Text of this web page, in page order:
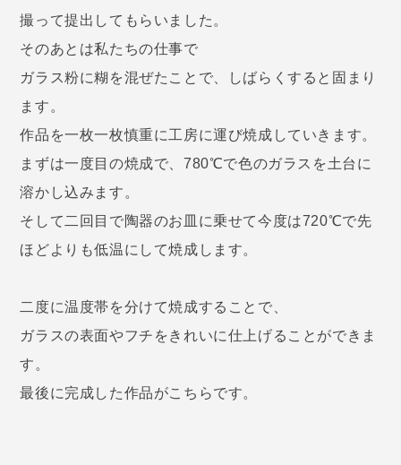
撮って提出してもらいました。
そのあとは私たちの仕事で
ガラス粉に糊を混ぜたことで、しばらくすると固まり
ます。
作品を一枚一枚慎重に工房に運び焼成していきます。
まずは一度目の焼成で、780℃で色のガラスを土台に
溶かし込みます。
そして二回目で陶器のお皿に乗せて今度は720℃で先
ほどよりも低温にして焼成します。
二度に温度帯を分けて焼成することで、
ガラスの表面やフチをきれいに仕上げることができま
す。
最後に完成した作品がこちらです。